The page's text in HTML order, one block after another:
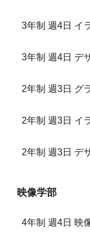
3年制 週4日 イ
3年制 週4日 デ
2年制 週3日 グ
2年制 週3日 イ
2年制 週3日 デ
映像学部
4年制 週4日 映